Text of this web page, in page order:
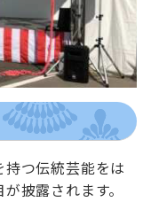
つ伝統芸能をは
披露されます。